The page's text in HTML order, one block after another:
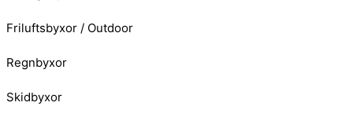
Friluftsbyxor / Outdoor
Regnbyxor
Skidbyxor